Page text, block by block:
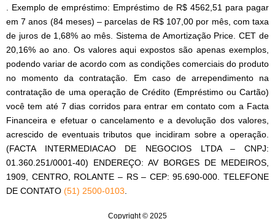
. Exemplo de empréstimo: Empréstimo de R$ 4562,51 para pagar
em 7 anos (84 meses) – parcelas de R$ 107,00 por mês, com taxa
de juros de 1,68% ao mês. Sistema de Amortização Price. CET de
20,16% ao ano. Os valores aqui expostos são apenas exemplos,
podendo variar de acordo com as condições comerciais do produto
no momento da contratação. Em caso de arrependimento na
contratação de uma operação de Crédito (Empréstimo ou Cartão)
você tem até 7 dias corridos para entrar em contato com a Facta
Financeira e efetuar o cancelamento e a devolução dos valores,
acrescido de eventuais tributos que incidiram sobre a operação.
(FACTA INTERMEDIACAO DE NEGOCIOS LTDA – CNPJ:
01.360.251/0001-40) ENDEREÇO: AV BORGES DE MEDEIROS,
1909, CENTRO, ROLANTE – RS – CEP: 95.690-000. TELEFONE
DE CONTATO (51) 2500-0103
Copyright © 2025